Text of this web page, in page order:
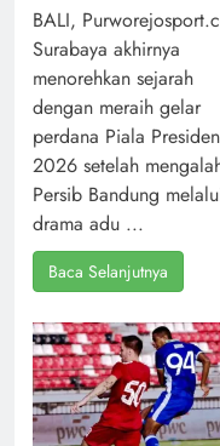
BALI,
Surabaya akhirnya
menorehkan sejarah
dengan meraih gelar
perdana Piala Presiden
2026 setelah
Persib Bandung
drama adu ...
Baca Selanjutnya